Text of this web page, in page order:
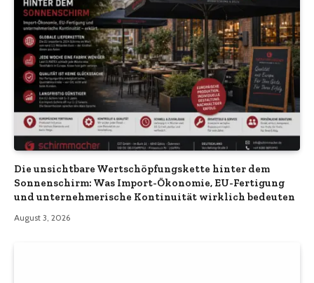
Die unsichtbare Wertschöpfungskette hinter dem
Sonnenschirm: Was Import-Ökonomie, EU-Fertigung
und unternehmerische Kontinuität wirklich bedeuten
August 3, 2026